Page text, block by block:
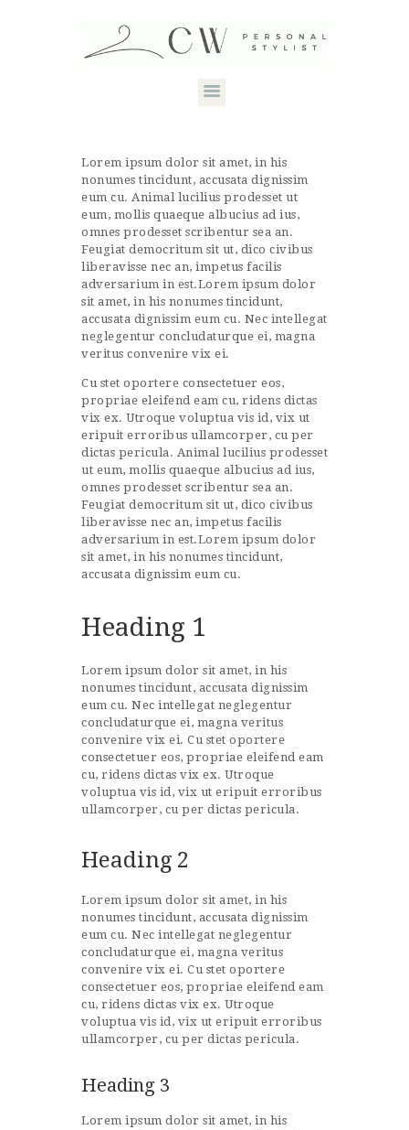
HOME
ABOUT CANDACE
STYLE SERVICES
DRESS YOUR
SHAPE
CONTACT
Lorem ipsum dolor sit amet, in his
nonumes tincidunt, accusata dignissim
eum cu. Animal lucilius prodesset ut
eum, mollis quaeque albucius ad ius,
omnes prodesset scribentur sea an.
Feugiat democritum sit ut, dico civibus
liberavisse nec an, impetus facilis
adversarium in est.Lorem ipsum dolor
sit amet, in his nonumes tincidunt,
accusata dignissim eum cu. Nec intellegat
neglegentur concludaturque ei, magna
veritus convenire vix ei.
Cu stet oportere consectetuer eos,
propriae eleifend eam cu, ridens dictas
vix ex. Utroque voluptua vis id, vix ut
eripuit erroribus ullamcorper, cu per
dictas pericula. Animal lucilius prodesset
ut eum, mollis quaeque albucius ad ius,
omnes prodesset scribentur sea an.
Feugiat democritum sit ut, dico civibus
liberavisse nec an, impetus facilis
adversarium in est.Lorem ipsum dolor
sit amet, in his nonumes tincidunt,
accusata dignissim eum cu.
Heading 1
Lorem ipsum dolor sit amet, in his
nonumes tincidunt, accusata dignissim
eum cu. Nec intellegat neglegentur
concludaturque ei, magna veritus
convenire vix ei. Cu stet oportere
consectetuer eos, propriae eleifend eam
cu, ridens dictas vix ex. Utroque
voluptua vis id, vix ut eripuit erroribus
ullamcorper, cu per dictas pericula.
Heading 2
Lorem ipsum dolor sit amet, in his
nonumes tincidunt, accusata dignissim
eum cu. Nec intellegat neglegentur
concludaturque ei, magna veritus
convenire vix ei. Cu stet oportere
consectetuer eos, propriae eleifend eam
cu, ridens dictas vix ex. Utroque
voluptua vis id, vix ut eripuit erroribus
ullamcorper, cu per dictas pericula.
Heading 3
Lorem ipsum dolor sit amet, in his